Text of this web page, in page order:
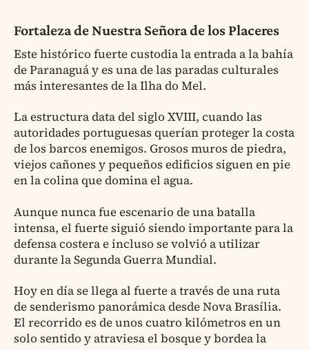
Fortaleza de Nuestra Señora de los Placeres
Este histórico fuerte custodia la entrada a la bahía
de Paranaguá y es una de las paradas culturales
más interesantes de la Ilha do Mel.
La estructura data del siglo XVIII, cuando las
autoridades portuguesas querían proteger la costa
de los barcos enemigos. Grosos muros de piedra,
viejos cañones y pequeños edificios siguen en pie
en la colina que domina el agua.
Aunque nunca fue escenario de una batalla
intensa, el fuerte siguió siendo importante para la
defensa costera e incluso se volvió a utilizar
durante la Segunda Guerra Mundial.
Hoy en día se llega al fuerte a través de una ruta
de senderismo panorámica desde Nova Brasília.
El recorrido es de unos cuatro kilómetros en un
solo sentido y atraviesa el bosque y bordea la